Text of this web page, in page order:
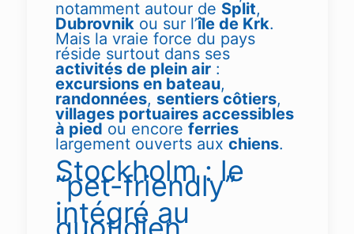
notamment autour de Split,
Dubrovnik ou sur l’île de Krk.
Mais la vraie force du pays
réside surtout dans ses
activités de plein air:
excursions en bateau,
randonnées, sentiers côtiers,
villages portuaires accessibles
à pied ou encore ferries
largement ouverts aux chiens.
Stockholm : le
“pet-friendly”
intégré au